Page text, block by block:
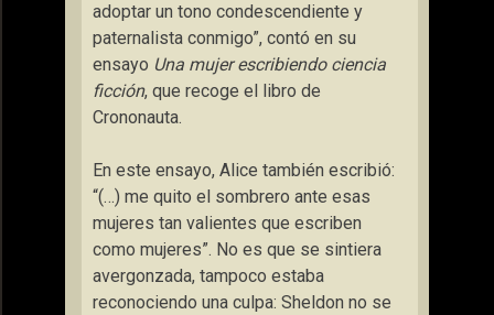
adoptar un tono condescendiente y
paternalista conmigo”, contó en su
ensayo Una mujer escribiendo ciencia
ficción, que recoge el libro de
Crononauta.
En este ensayo, Alice también escribió:
“(…) me quito el sombrero ante esas
mujeres tan valientes que escriben
como mujeres”. No es que se sintiera
avergonzada, tampoco estaba
reconociendo una culpa: Sheldon no se